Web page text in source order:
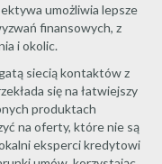
umożliwia lepsze
finansowych, z
i okolic.
siecią kontaktów z
się na łatwiejszy
produktach
na oferty, które nie są
eksperci kredytowi